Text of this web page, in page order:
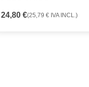
24,80 €(25,79 € IVA INCL.)